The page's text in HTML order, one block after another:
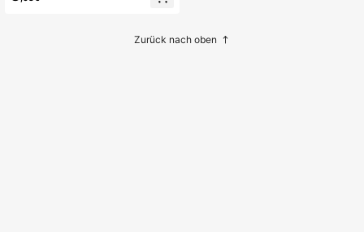
Zurück nach oben